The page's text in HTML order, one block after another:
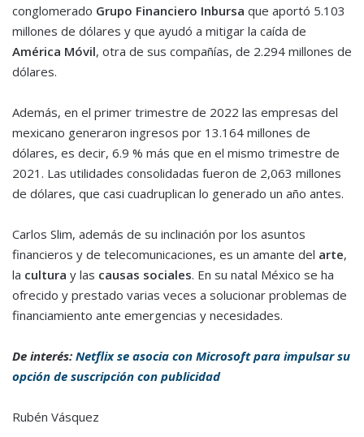
conglomerado Grupo Financiero Inbursa que aportó 5.103
millones de dólares y que ayudó a mitigar la caída de
América Móvil, otra de sus compañías, de 2.294 millones de
dólares.
Además, en el primer trimestre de 2022 las empresas del
mexicano generaron ingresos por 13.164 millones de
dólares, es decir, 6.9 % más que en el mismo trimestre de
2021. Las utilidades consolidadas fueron de 2,063 millones
de dólares, que casi cuadruplican lo generado un año antes.
Carlos Slim, además de su inclinación por los asuntos
financieros y de telecomunicaciones, es un amante del arte,
la cultura y las causas sociales. En su natal México se ha
ofrecido y prestado varias veces a solucionar problemas de
financiamiento ante emergencias y necesidades.
De interés: Netflix se asocia con Microsoft para impulsar su
opción de suscripción con publicidad
Rubén Vásquez